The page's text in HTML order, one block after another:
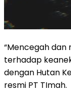
“Mencegah
terhadap
dengan Hutan
resmi PT TImah.